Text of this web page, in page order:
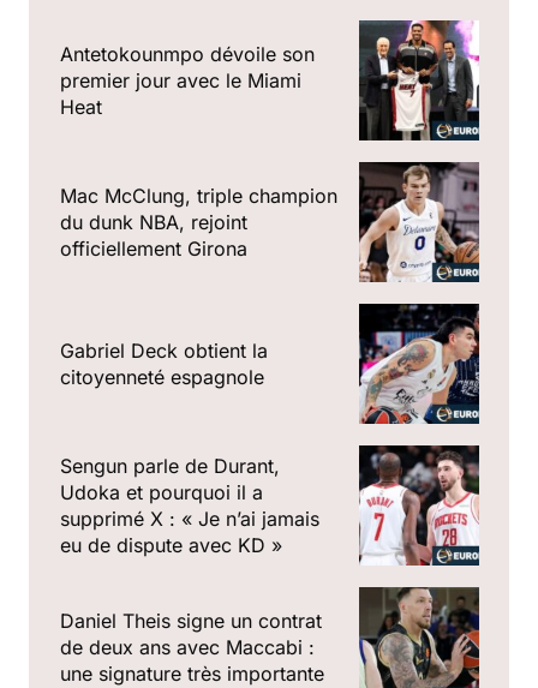
Antetokounmpo dévoile son
premier jour avec le Miami
Heat
Mac McClung, triple champion
du dunk NBA, rejoint
officiellement Girona
Gabriel Deck obtient la
citoyenneté espagnole
Sengun parle de Durant,
Udoka et pourquoi il a
supprimé X : « Je n’ai jamais
eu de dispute avec KD »
Daniel Theis signe un contrat
de deux ans avec Maccabi :
une signature très importante